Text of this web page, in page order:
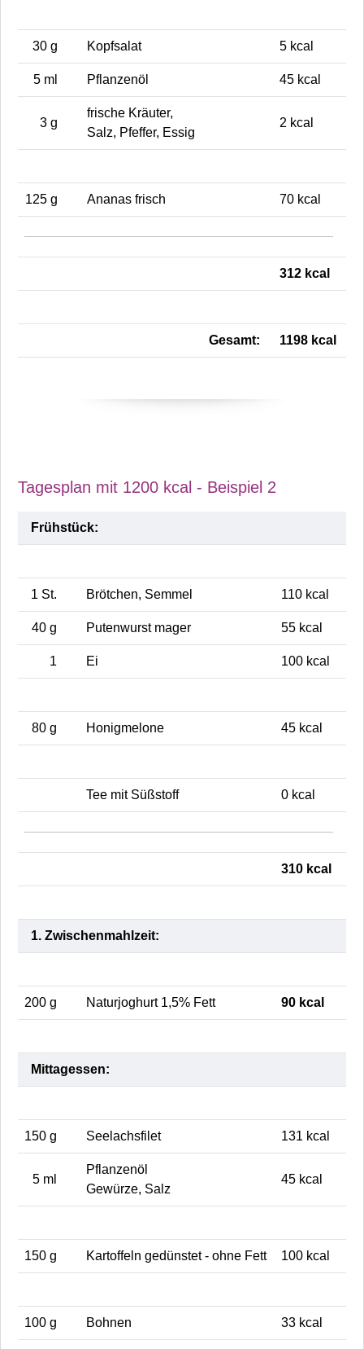
30 g Kopfsalat 5 kcal
5 ml Pflanzenöl 45 kcal
3 g
frische Kräuter,
Salz, Pfeffer, Essig
2 kcal
125 g Ananas frisch 70 kcal
312 kcal
Gesamt: 1198 kcal
Tagesplan mit 1200 kcal - Beispiel 2
Frühstück:
1 St. Brötchen, Semmel 110 kcal
40 g Putenwurst mager 55 kcal
1 Ei 100 kcal
80 g Honigmelone 45 kcal
Tee mit Süßstoff 0 kcal
310 kcal
1. Zwischenmahlzeit:
200 g Naturjoghurt 1,5% Fett 90 kcal
Mittagessen:
150 g Seelachsfilet 131 kcal
5 ml
Pflanzenöl
Gewürze, Salz
45 kcal
150 g Kartoffeln gedünstet - ohne Fett 100 kcal
100 g Bohnen 33 kcal